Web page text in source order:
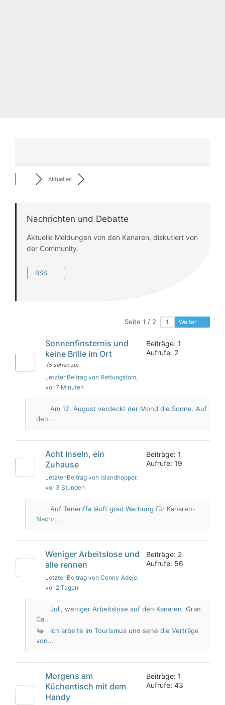
Aktuelles
Nachrichten und Debatte
Aktuelle Meldungen von den Kanaren, diskutiert von
der Community.
RSS
Seite 1 / 2 Weiter
Sonnenfinsternis und
keine Brille im Ort
(5 sehen zu)
Letzter Beitrag von Rettungstom,
vor 7 Minuten
Beiträge: 1
Aufrufe: 2
Am 12. August verdeckt der Mond die Sonne. Auf
den...
Acht Inseln, ein
Zuhause
Letzter Beitrag von islandhopper,
vor 3 Stunden
Beiträge: 1
Aufrufe: 19
Auf Teneriffa läuft grad Werbung für Kanaren-
Nachr...
Weniger Arbeitslose und
alle rennen
Letzter Beitrag von Conny_Adeje,
vor 2 Tagen
Beiträge: 2
Aufrufe: 56
Juli, weniger Arbeitslose auf den Kanaren. Gran
Ca...
Ich arbeite im Tourismus und sehe die Verträge
von...
Morgens am
Küchentisch mit dem
Handy
Beiträge: 1
Aufrufe: 43